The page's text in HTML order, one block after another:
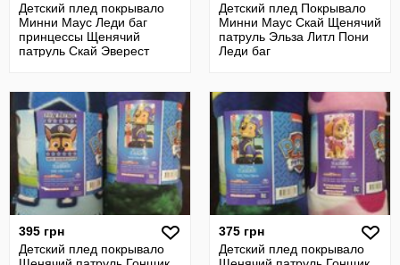
Детский плед покрывало
Минни Маус Леди баг
принцессы Щенячий
патруль Скай Эверест
Детский плед Покрывало
Минни Маус Скай Щенячий
патруль Эльза Литл Пони
Леди баг
395 грн
Детский плед покрывало
375 грн
Детский плед покрывало